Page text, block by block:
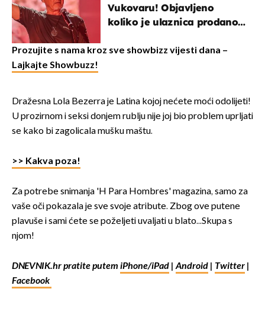
Vukovaru! Objavljeno
koliko je ulaznica prodano
Prozujite s nama kroz sve showbizz vijesti dana –
Lajkajte Showbuzz!
Dražesna Lola Bezerra je Latina kojoj nećete moći odolijeti!
U prozirnom i seksi donjem rublju nije joj bio problem uprljati
se kako bi zagolicala mušku maštu.
>> Kakva poza!
Za potrebe snimanja 'H Para Hombres' magazina, samo za
vaše oči pokazala je sve svoje atribute. Zbog ove putene
plavuše i sami ćete se poželjeti uvaljati u blato...Skupa s
njom!
DNEVNIK.hr pratite putem iPhone/iPad |Android | Twitter |
Facebook